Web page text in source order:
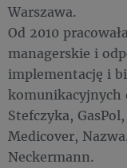
Warszawa.
Od 2010
managerskie i
implementację i
komunikacyjnych
Stefczyka,
Medicover,
Neckermann.